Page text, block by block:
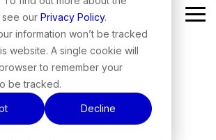
our Privacy Policy.
information won’t be tracked
website. A single cookie will
to remember your
be tracked.
Decline